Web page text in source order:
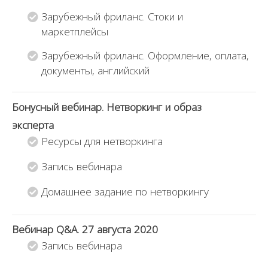
Зарубежный фриланс. Стоки и
маркетплейсы
Зарубежный фриланс. Оформление, оплата,
документы, английский
Бонусный вебинар. Нетворкинг и образ
эксперта
Ресурсы для нетворкинга
Запись вебинара
Домашнее задание по нетворкингу
Вебинар Q&A. 27 августа 2020
Запись вебинара